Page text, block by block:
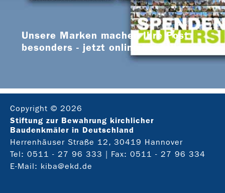
Unsere Marken machen Ihre Post
besonders - jetzt online bestellen
Copyright © 2026
Stiftung zur Bewahrung kirchlicher
Baudenkmäler in Deutschland
Herrenhäuser Straße 12, 30419 Hannover
Tel: 0511 - 27 96 333 | Fax: 0511 - 27 96 334
E-Mail: kiba@ekd.de